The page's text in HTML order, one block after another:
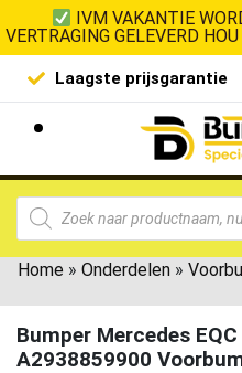
IVM VAKANTIE
VERTRAGING GELEVERD
De goedkoopste op de
Home » Onderdelen »
Bumper Mercedes
A2938859900